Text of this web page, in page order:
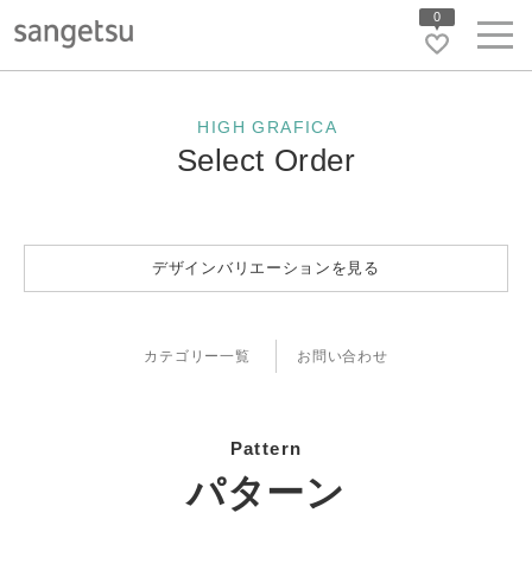
0
HIGH GRAFICA
Select Order
デザインバリエーションを見る
Pattern
パターン
カテゴリー一覧 お問い合わせ